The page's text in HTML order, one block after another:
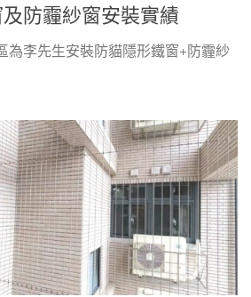
防霾紗窗安裝實績
為李先生安裝防貓隱形鐵窗+防霾紗